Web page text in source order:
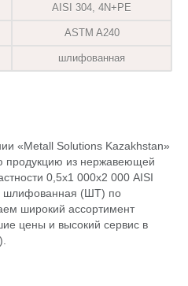
AISI 304, 4N+PE
ASTM A240
шлифованная
«Metall Solutions Kazakhstan»
продукцию из нержавеющей
0,5х1 000х2 000 AISI
шлифованная (ШТ) по
широкий ассортимент
цены и высокий сервис в